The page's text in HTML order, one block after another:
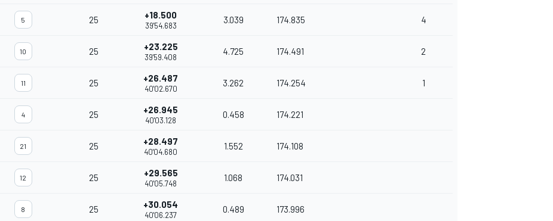
5 25 +18.500
39'54.683
3.039 174.835 4
10 25 +23.225
39'59.408
4.725 174.491 2
11 25 +26.487
40'02.670
3.262 174.254 1
4 25 +26.945
40'03.128
0.458 174.221
21 25 +28.497
40'04.680
1.552 174.108
12 25 +29.565
40'05.748
1.068 174.031
8 25 +30.054
40'06.237
0.489 173.996